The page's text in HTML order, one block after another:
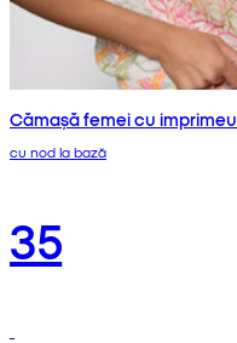
Cămașă femei cu imprimeu
cu nod la bază
35